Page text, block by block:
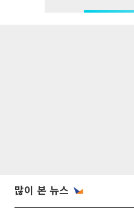
많이 본 뉴스